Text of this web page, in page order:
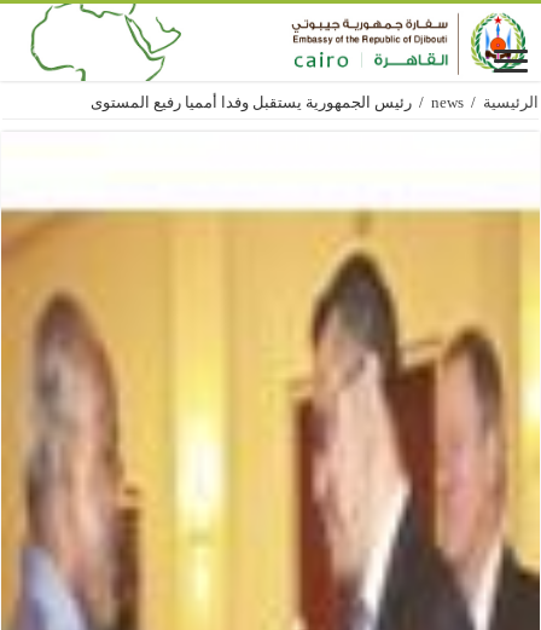
الرئيسية /
news
/ رئيس الجمهورية يستقبل وفدا أمميا رفيع المستوى